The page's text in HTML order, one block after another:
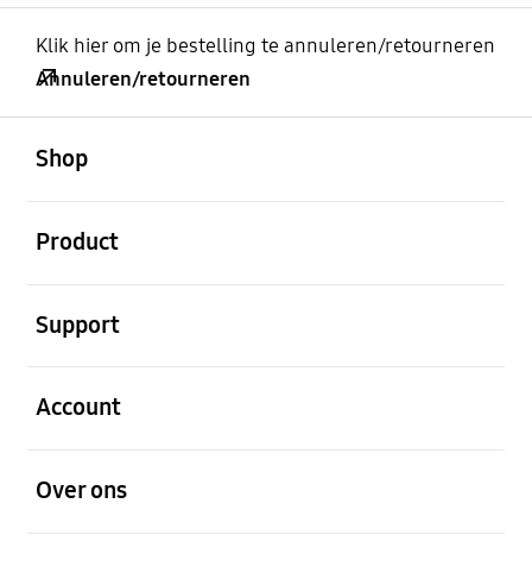
Klik hier om je bestelling te annuleren/retourneren
Annuleren/retourneren
Shop
Product
Support
Account
Over ons